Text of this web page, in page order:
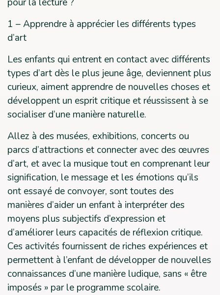
pour la lecture ?
1 – Apprendre à apprécier les différents types
d’art
Les enfants qui entrent en contact avec différents
types d’art dès le plus jeune âge, deviennent plus
curieux, aiment apprendre de nouvelles choses et
développent un esprit critique et réussissent à se
socialiser d’une manière naturelle.
Allez à des musées, exhibitions, concerts ou
parcs d’attractions et connecter avec des œuvres
d’art, et avec la musique tout en comprenant leur
signification, le message et les émotions qu’ils
ont essayé de convoyer, sont toutes des
manières d’aider un enfant à interpréter des
moyens plus subjectifs d’expression et
d’améliorer leurs capacités de réflexion critique.
Ces activités fournissent de riches expériences et
permettent à l’enfant de développer de nouvelles
connaissances d’une manière ludique, sans « être
imposés » par le programme scolaire.